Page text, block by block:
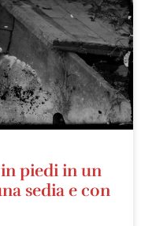
in piedi in un
sedia e con